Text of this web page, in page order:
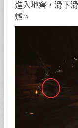
進入地窖，滑下
爐。